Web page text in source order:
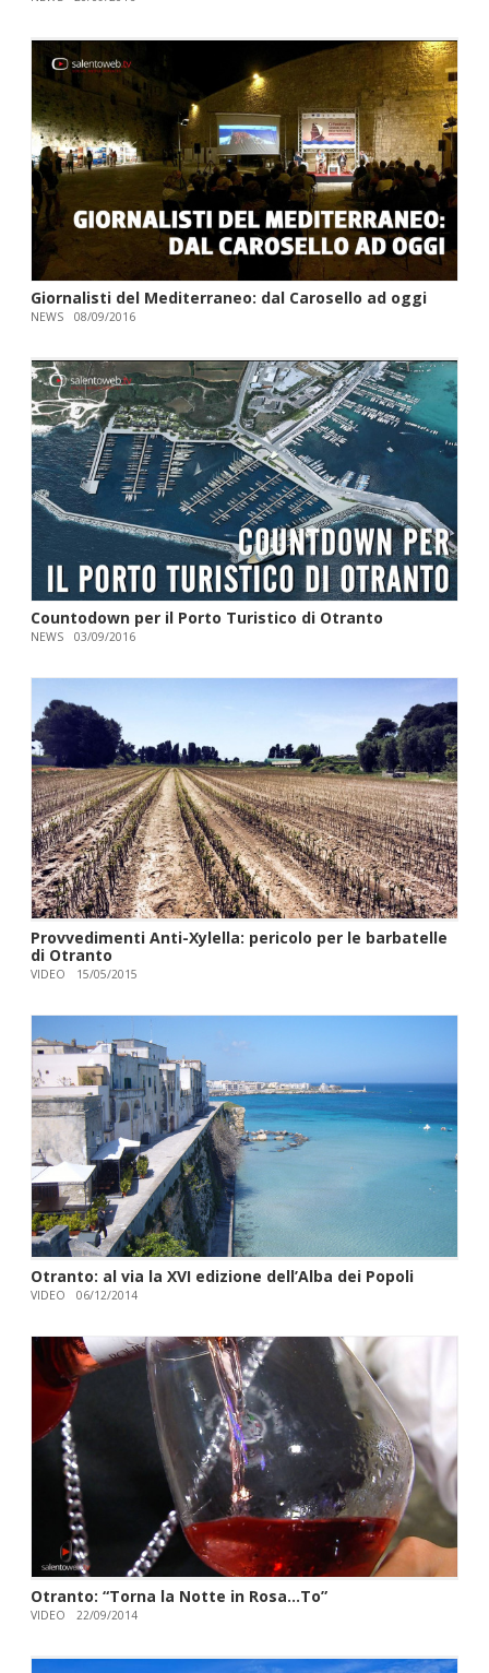
Giornalisti del Mediterraneo: dal Carosello ad oggi
NEWS 08/09/2016
Countodown per il Porto Turistico di Otranto
NEWS 03/09/2016
Provvedimenti Anti-Xylella: pericolo per le barbatelle
di Otranto
VIDEO 15/05/2015
Otranto: al via la XVI edizione dell’Alba dei Popoli
VIDEO 06/12/2014
Otranto: “Torna la Notte in Rosa...To”
VIDEO 22/09/2014